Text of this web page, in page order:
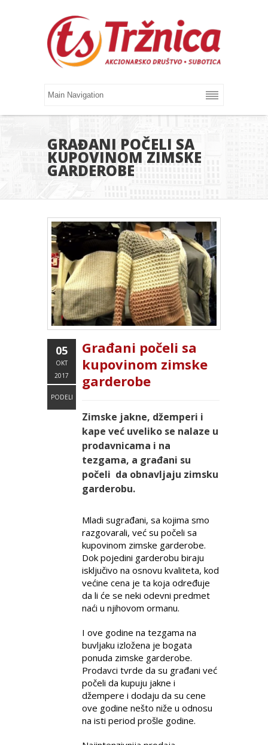
GRAĐANI POČELI SA
KUPOVINOM ZIMSKE
GARDEROBE
05
OKT
2017
PODELI
Građani počeli sa
kupovinom zimske
garderobe
Zimske jakne, džemperi i
kape već uveliko se nalaze u
prodavnicama i na
tezgama, a građani su
počeli da obnavljaju zimsku
garderobu.
Mladi sugrađani, sa kojima smo
razgovarali, već su počeli sa
kupovinom zimske garderobe.
Dok pojedini garderobu biraju
isključivo na osnovu kvaliteta, kod
većine cena je ta koja određuje
da li će se neki odevni predmet
naći u njihovom ormanu.
I ove godine na tezgama na
buvljaku izložena je bogata
ponuda zimske garderobe.
Prodavci tvrde da su građani već
počeli da kupuju jakne i
džempere i dodaju da su cene
ove godine nešto niže u odnosu
na isti period prošle godine.